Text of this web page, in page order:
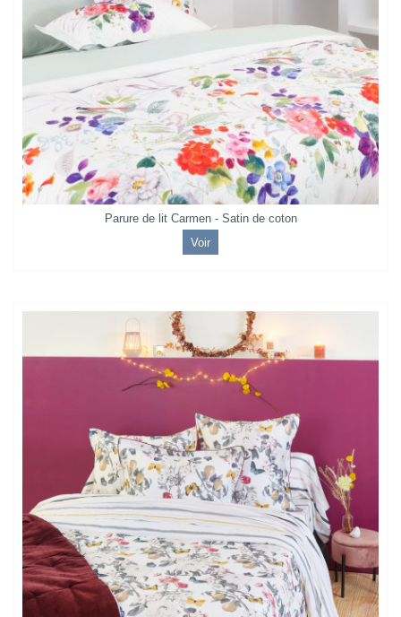
Parure de lit Carmen - Satin de coton
Voir